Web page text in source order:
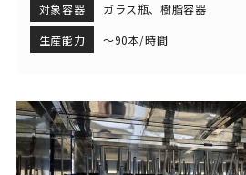
対象容器
ガラス瓶、樹脂容器
生産能力
～90本/時間